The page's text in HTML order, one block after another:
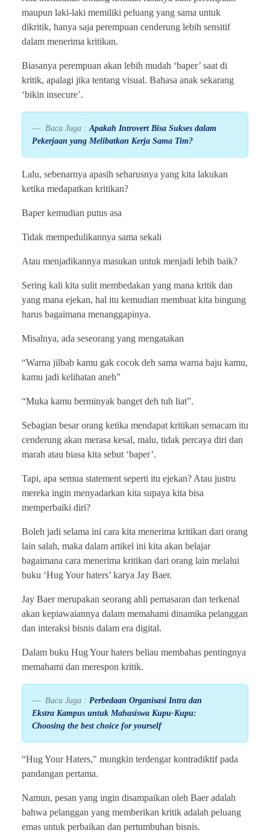
maupun laki-laki memiliki peluang yang sama untuk
dikritik, hanya saja perempuan cenderung lebih sensitif
dalam menerima kritikan.
Biasanya perempuan akan lebih mudah ‘baper’ saat di
kritik, apalagi jika tentang visual. Bahasa anak sekarang
‘bikin insecure’.
Baca Juga : Apakah Introvert Bisa Sukses dalam
Pekerjaan yang Melibatkan Kerja Sama Tim?
Lalu, sebenarnya apasih seharusnya yang kita lakukan
ketika medapatkan kritikan?
Baper kemudian putus asa
Tidak mempedulikannya sama sekali
Atau menjadikannya masukan untuk menjadi lebih baik?
Sering kali kita sulit membedakan yang mana kritik dan
yang mana ejekan, hal itu kemudian membuat kita bingung
harus bagaimana menanggapinya.
Misalnya, ada seseorang yang mengatakan
“Warna jilbab kamu gak cocok deh sama warna baju kamu,
kamu jadi kelihatan aneh”
“Muka kamu berminyak banget deh tuh liat”.
Sebagian besar orang ketika mendapat kritikan semacam itu
cenderung akan merasa kesal, malu, tidak percaya diri dan
marah atau biasa kita sebut ‘baper’.
Tapi, apa semua statement seperti itu ejekan? Atau justru
mereka ingin menyadarkan kita supaya kita bisa
memperbaiki diri?
Boleh jadi selama ini cara kita menerima kritikan dari orang
lain salah, maka dalam artikel ini kita akan belajar
bagaimana cara menerima kritikan dari orang lain melalui
buku ‘Hug Your haters’ karya Jay Baer.
Jay Baer merupakan seorang ahli pemasaran dan terkenal
akan kepiawaiannya dalam memahami dinamika pelanggan
dan interaksi bisnis dalam era digital.
Dalam buku Hug Your haters beliau membahas pentingnya
memahami dan merespon kritik.
Baca Juga : Perbedaan Organisasi Intra dan
Ekstra Kampus untuk Mahasiswa Kupu-Kupu:
Choosing the best choice for yourself
“Hug Your Haters," mungkin terdengar kontradiktif pada
pandangan pertama.
Namun, pesan yang ingin disampaikan oleh Baer adalah
bahwa pelanggan yang memberikan kritik adalah peluang
emas untuk perbaikan dan pertumbuhan bisnis.